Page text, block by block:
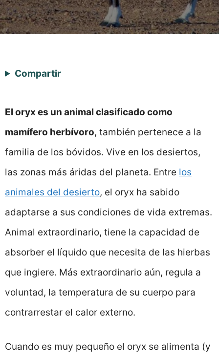
Compartir
El oryx es un animal clasificado como
mamífero herbívoro, también pertenece a la
familia de los bóvidos. Vive en los desiertos,
las zonas más áridas del planeta. Entre los
animales del desierto, el oryx ha sabido
adaptarse a sus condiciones de vida extremas.
Animal extraordinario, tiene la capacidad de
absorber el líquido que necesita de las hierbas
que ingiere. Más extraordinario aún, regula a
voluntad, la temperatura de su cuerpo para
contrarrestar el calor externo.
Cuando es muy pequeño el oryx se alimenta (y